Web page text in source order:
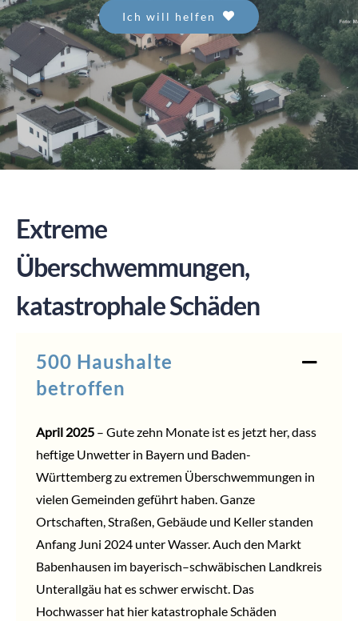
SPENDEN
Ich will helfen
Extreme
Überschwemmungen,
katastrophale Schäden
500 Haushalte
betroffen
April 2025– Gute zehn Monate ist es jetzt her, dass
heftige Unwetter in Bayern und Baden-
Württemberg zu extremen Überschwemmungen in
vielen Gemeinden geführt haben. Ganze
Ortschaften, Straßen, Gebäude und Keller standen
Anfang Juni 2024 unter Wasser. Auch den Markt
Babenhausen im bayerisch–schwäbischen Landkreis
Unterallgäu hat es schwer erwischt. Das
Hochwasser hat hier katastrophale Schäden